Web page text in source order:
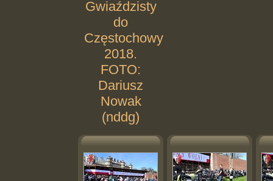
Gwiaździsty
do
Częstochowy
2018.
FOTO:
Dariusz
Nowak
(nddg)